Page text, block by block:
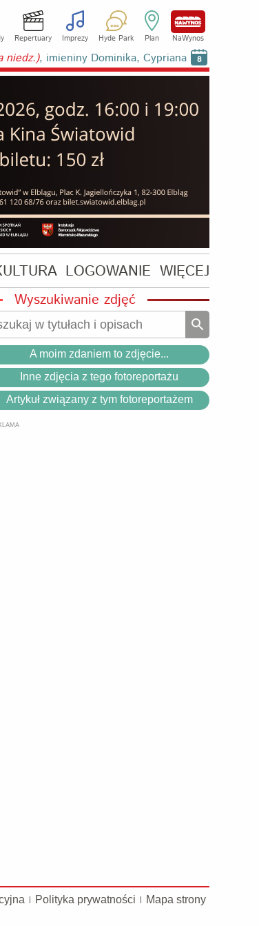
Repertuary Imprezy Hyde Park Plan NaWynos
niedz.), imieniny Dominika, Cypriana 8
LOGOWANIE WIĘCEJ
Wyszukiwanie zdjęć
A moim zdaniem to zdjęcie...
Inne zdjęcia z tego fotoreportażu
Artykuł związany z tym fotoreportażem
Polityka prywatności Mapa strony